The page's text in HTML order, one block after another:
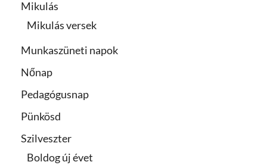
Mikulás
Mikulás versek
Munkaszüneti napok
Nőnap
Pedagógusnap
Pünkösd
Szilveszter
Boldog új évet